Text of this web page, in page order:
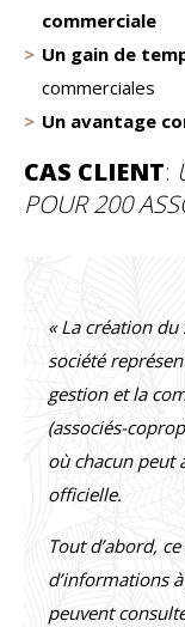
commerciale
Un gain de
commerciales
Un avantage
CAS CLIENT:
POUR 200
« La création
société
gestion et la
(associés-
où chacun peut
officielle.
Tout d’abord,
d’informations
peuvent